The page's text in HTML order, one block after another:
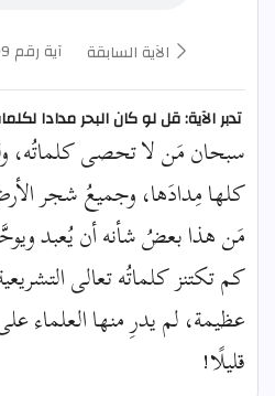
الآية السابقة آية رقم 109
تدبر الآية: قل لو كان البحر مدادا
سبحان مَن لا تحصى كلماتُه،
كلها مِدادَها، وجميعُ شجر
مَن هذا بعضُ شأنه أن يُعبد
كم تكتنز كلماتُه تعالى
عظيمة، لم يدرِ منها العلماء
قليلًا!